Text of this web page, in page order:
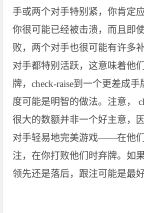
手或两个对手特别紧，你肯定
你很可能已经被击溃，而且即
败，两个对手也很可能有许多
对手都特别活跃，这意味着他
牌，check-raise到一个更差成
度可能是明智的做法。注意，
很大的数额并非一个好主意，
对手轻易地完美游戏——在他
注，在你打败他们时弃牌。如
领先还是落后，跟注可能是最